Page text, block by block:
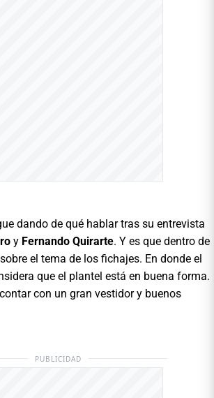
dando de qué hablar tras su entrevista
y Fernando Quirarte. Y es que dentro de
el tema de los fichajes. En donde el
que el plantel está en buena forma.
con un gran vestidor y buenos
PUBLICIDAD